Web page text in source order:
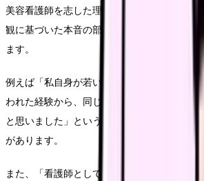
美容看護師を志した理由は人それぞれですが
観に基づいた本音の部分を伝えることで、説
ます。
例えば「私自身が若い頃にニキビに悩み、美
われた経験から、同じように肌の悩みを抱え
と思いました」というような実体験に基づく
があります。
また、「看護師として働く中で、患者さんの